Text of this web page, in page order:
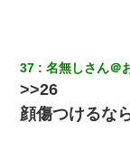
37 名無しさん＠
>>26
顔傷つけるな